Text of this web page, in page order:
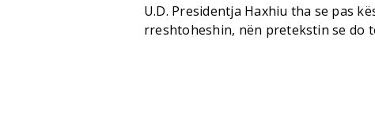
U.D. Presidentja Haxhiu tha se pas
rreshtoheshin, nën pretekstin se do